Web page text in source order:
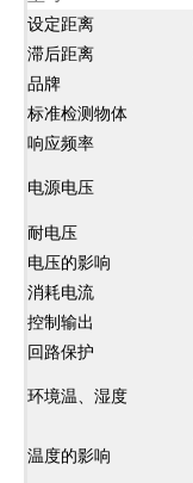
设定距离
滞后距离
品牌
标准检测物体
响应频率
电源电压
耐电压
电压的影响
消耗电流
控制输出
回路保护
环境温、湿度
温度的影响